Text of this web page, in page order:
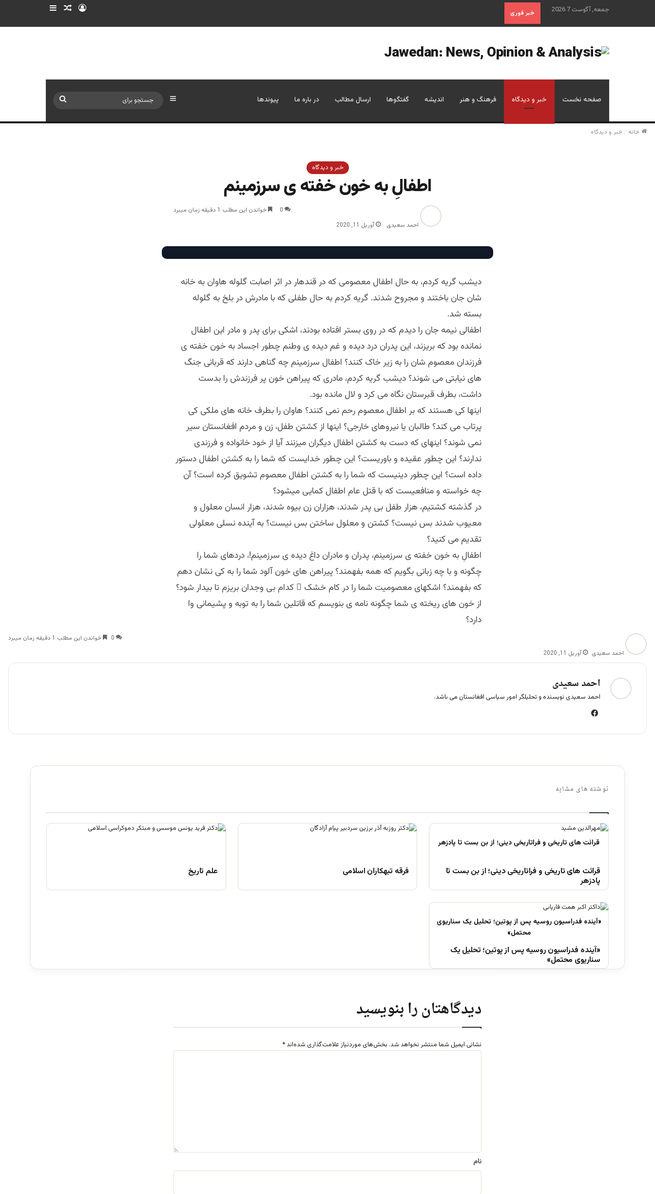
جمعه, آگوست 7 2026 خبر فوری ورود نوشته تصادفی
صفحه نخست خبر و دیدگاه فرهنگ و هنر اندیشه گفتگوها ارسال مطالب در باره ما پیوندها سایدبار
خانه /خبر و دیدگاه
خبر و دیدگاه
اطفالِ به خون خفته ی سرزمینم
احمد سعیدی آوریل 11, 2020
0 خواندن این مطلب 1 دقیقه زمان میبرد
دیشب گریه کردم، به حال اطفال معصومی که در قندهار در اثر اصابت گلوله هاوان به خانه
شان جان باختند و مجروح شدند. گریه کردم به حال طفلی که با مادرش در بلخ به گلوله
بسته شد.
اطفالی نیمه جان را دیدم که در روی بستر افتاده بودند، اشکی برای پدر و مادر این اطفال
نمانده بود که بریزند، این پدران درد دیده و غم دیده ی وطنم چطور اجساد به خون خفته ی
فرزندان معصوم شان را به زیر خاک کنند؟ اطفال سرزمینم چه گناهی دارند که قربانی جنگ
های نیابتی می شوند؟ دیشب گریه کردم، مادری که پیراهن خون پر فرزندش را بدست
داشت، بطرف قبرستان نگاه می کرد و لال مانده بود.
اینها کی هستند که بر اطفال معصوم رحم نمی کنند؟ هاوان را بطرف خانه های ملکی کی
پرتاب می کند؟ طالبان یا نیروهای خارجی؟ اینها از کشتن طفل، زن و مردم افغانستان سیر
نمی شوند؟ اینهای که دست به کشتن اطفال دیگران میزنند آیا از خود خانواده و فرزندی
ندارند؟ این چطور عقیده و باوریست؟ این چطور خدایست که شما را به کشتن اطفال دستور
داده است؟ این چطور دینیست که شما را به کشتن اطفال معصوم تشویق کرده است؟ آن
چه خواسته و منافعیست که با قتل عام اطفال کمایی میشود؟
در گذشته کشتیم، هزار طفل بی پدر شدند، هزاران زن بیوه شدند، هزار انسان معلول و
معیوب شدند بس نیست؟ کشتن و معلول ساختن بس نیست؟ به آینده نسلی معلولی
تقدیم می کنید؟
اطفالِ به خون خفته ی سرزمینم، پدران و مادران داغ دیده ی سرزمینم!، دردهای شما را
چگونه و با چه زبانی بگویم که همه بفهمند؟ پیراهن های خون آلود شما را به کی نشان دهم
که بفهمند؟ اشکهای معصومیت شما را در کام خشک ِ کدام بی وجدان بریزم تا بیدار شود؟
از خون های ریخته ی شما چگونه نامه ی بنویسم که قاتلین شما را به توبه و پشیمانی وا
دارد؟
احمد سعیدی آوریل 11, 2020
0 خواندن این مطلب 1 دقیقه زمان میبرد
احمد سعیدی
احمد سعیدی نویسنده و تحلیلگر امور سیاسی افغانستان می باشد.
بو
نوشته های مشابه
قرائت های تاریخی و فراتاریخی دینی؛ از بن بست تا
پادزهر
فرقه تبهکاران اسلامی علم تاریخ
«آینده فدراسیون روسیه پس از پوتین؛ تحلیل یک
سناریوی محتمل»
دیدگاهتان را بنویسید
نشانی ایمیل شما منتشر نخواهد شد. بخش‌های موردنیاز علامت‌گذاری شده‌اند *
نام